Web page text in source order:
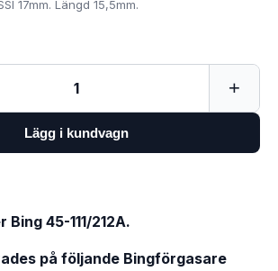
17mm. Längd 15,5mm.
1 +
Lägg i kundvagn
45-111/212A.
på följande Bingförgasare